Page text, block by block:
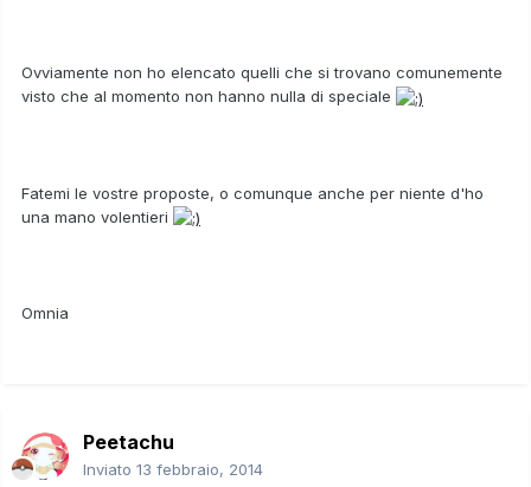
Ovviamente non ho elencato quelli che si trovano comunemente
visto che al momento non hanno nulla di speciale
Fatemi le vostre proposte, o comunque anche per niente d'ho
una mano volentieri
Omnia
Peetachu
Inviato 13 febbraio, 2014